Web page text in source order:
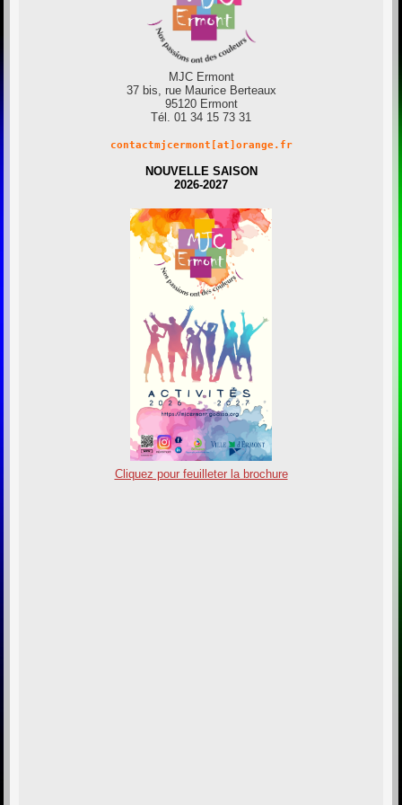
MJC Ermont
37 bis, rue Maurice Berteaux
95120 Ermont
Tél. 01 34 15 73 31
contactmjcermont[at]orange.fr
NOUVELLE SAISON
2026-2027
Cliquez pour feuilleter la brochure